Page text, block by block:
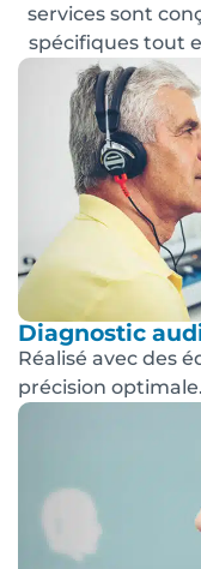
services sont
spécifiques tout
Diagnostic
Réalisé avec des
précision optimale.